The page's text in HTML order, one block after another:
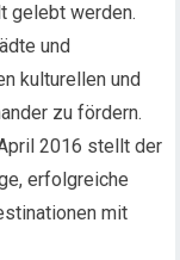
gelebt werden.
und
kulturellen und
zu fördern.
2016 stellt der
erfolgreiche
mit